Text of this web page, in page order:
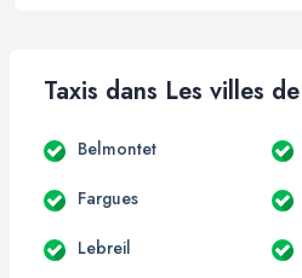
Taxis dans Les villes
Belmontet
Fargues
Lebreil